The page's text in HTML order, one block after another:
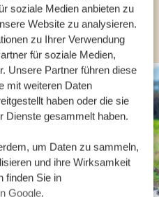
soziale Medien anbieten zu
Website zu analysieren.
zu Ihrer Verwendung
für soziale Medien,
Unsere Partner führen diese
mit weiteren Daten
haben oder die sie
Dienste gesammelt haben.
um Daten zu sammeln,
und ihre Wirksamkeit
finden Sie in
Google.
LÄNDER